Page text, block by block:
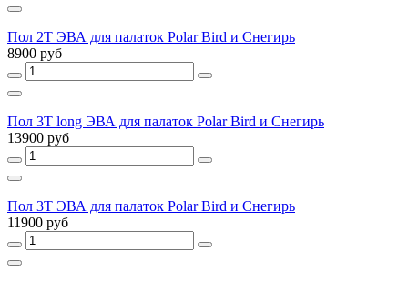
Пол 2T ЭВА для палаток Polar Bird и Снегирь
8900 руб
Пол 3T long ЭВА для палаток Polar Bird и Снегирь
13900 руб
Пол 3T ЭВА для палаток Polar Bird и Снегирь
11900 руб